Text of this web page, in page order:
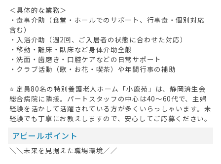
＜具体的な業務＞
・食事介助（食堂・ホールでのサポート、行事食・個別対応
含む）
・入浴介助（週2回、ご入居者の状態に合わせた対応）
・移動・離床・臥床など身体介助全般
・洗面・歯磨き・口腔ケアなどの日常サポート
・クラブ活動（歌・お花・喫茶）や年間行事の補助
⭐ 定員80名の特別養護老人ホーム「小鹿苑」は、静岡済生会
総合病院に隣接。パートスタッフの中心は40〜60代で、主婦
経験を活かして活躍されている方が多くいらっしゃいます。未
経験でも丁寧にお教えしますので、安心してご応募ください。
アピールポイント
＼＼未来を見据えた職場環境／／